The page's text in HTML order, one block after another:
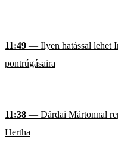
11:49 — Ilyen hatással lehet
pontrúgásaira
11:38 — Dárdai Mártonnal
Hertha